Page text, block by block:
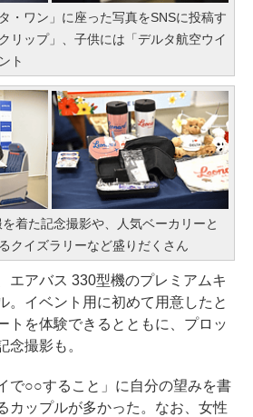
・ワン」に座った写真をSNSに投稿す
リップ」、子供には「デルタ航空ウイ
ト
着た記念撮影や、人気ベーカリーと
クイズラリーなど盛りだくさん
アバス 330型機のプレミアムキ
。イベント用に初めて用意したと
トを体験できるとともに、プロッ
念撮影も。
で○○すること」に自分の望みを書
カップルが多かった。なお、女性